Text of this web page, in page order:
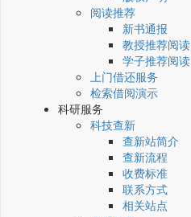
阅读推荐
新书通报
教授推荐阅读
学子推荐阅读
上门借还服务
检索借阅演示
科研服务
科技查新
查新站简介
查新流程
收费标准
联系方式
相关站点